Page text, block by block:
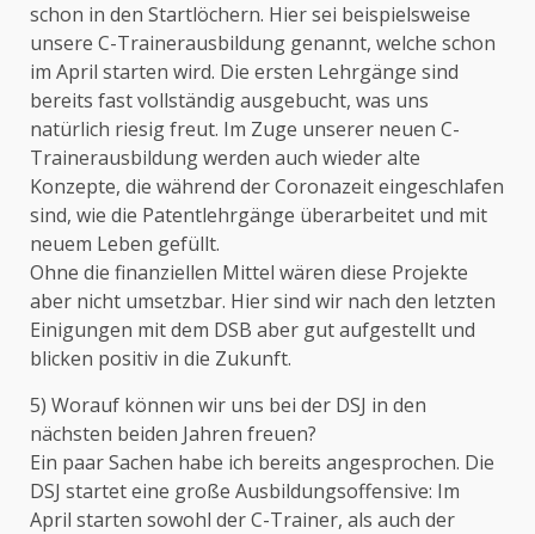
schon in den Startlöchern. Hier sei beispielsweise
unsere C-Trainerausbildung genannt, welche schon
im April starten wird. Die ersten Lehrgänge sind
bereits fast vollständig ausgebucht, was uns
natürlich riesig freut. Im Zuge unserer neuen C-
Trainerausbildung werden auch wieder alte
Konzepte, die während der Coronazeit eingeschlafen
sind, wie die Patentlehrgänge überarbeitet und mit
neuem Leben gefüllt.
Ohne die finanziellen Mittel wären diese Projekte
aber nicht umsetzbar. Hier sind wir nach den letzten
Einigungen mit dem DSB aber gut aufgestellt und
blicken positiv in die Zukunft.
5) Worauf können wir uns bei der DSJ in den
nächsten beiden Jahren freuen?
Ein paar Sachen habe ich bereits angesprochen. Die
DSJ startet eine große Ausbildungsoffensive: Im
April starten sowohl der C-Trainer, als auch der